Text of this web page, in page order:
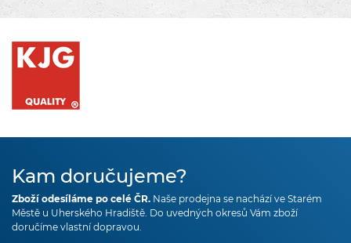
Kam doručujeme?
Zboží odesíláme po celé ČR. Naše prodejna se nachází ve Starém
Městě u Uherského Hradiště. Do uvedných okresů Vám zboží
doručíme vlastní dopravou.